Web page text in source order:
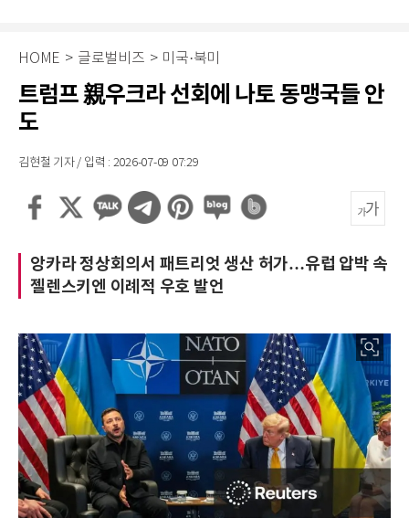
HOME > 글로벌비즈 > 미국·북미
트럼프 親우크라 선회에 나토 동맹국들 안
도
김현철 기자 / 입력 : 2026-07-09 07:29
앙카라 정상회의서 패트리엇 생산 허가…유럽 압박 속
젤렌스키엔 이례적 우호 발언